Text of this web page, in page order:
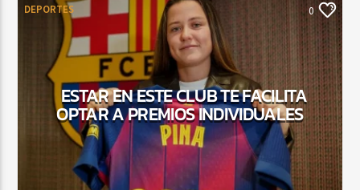
DEPORTES 0
ESTAR EN ESTE CLUB TE FACILITA
OPTAR A PREMIOS INDIVIDUALES